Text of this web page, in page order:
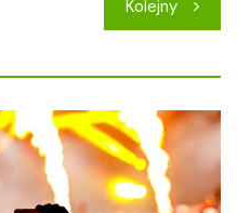
Kolejny